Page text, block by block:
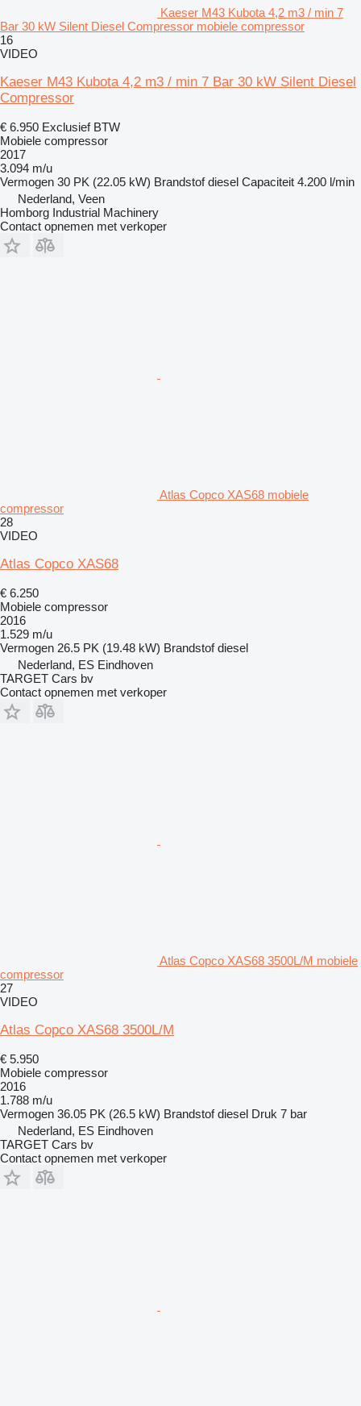
Kaeser M43 Kubota 4,2 m3 / min 7
Bar 30 kW Silent Diesel Compressor mobiele compressor
16
VIDEO
Kaeser M43 Kubota 4,2 m3 / min 7 Bar 30 kW Silent Diesel
Compressor
€ 6.950 Exclusief BTW
Mobiele compressor
2017
3.094 m/u
Vermogen 30 PK (22.05 kW) Brandstof diesel Capaciteit 4.200 l/min
Nederland, Veen
Homborg Industrial Machinery
Contact opnemen met verkoper
Atlas Copco XAS68 mobiele
compressor
28
VIDEO
Atlas Copco XAS68
€ 6.250
Mobiele compressor
2016
1.529 m/u
Vermogen 26.5 PK (19.48 kW) Brandstof diesel
Nederland, ES Eindhoven
TARGET Cars bv
Contact opnemen met verkoper
Atlas Copco XAS68 3500L/M mobiele
compressor
27
VIDEO
Atlas Copco XAS68 3500L/M
€ 5.950
Mobiele compressor
2016
1.788 m/u
Vermogen 36.05 PK (26.5 kW) Brandstof diesel Druk 7 bar
Nederland, ES Eindhoven
TARGET Cars bv
Contact opnemen met verkoper